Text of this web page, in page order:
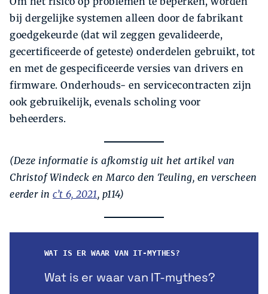
bij dergelijke systemen alleen door de fabrikant
goedgekeurde (dat wil zeggen gevalideerde,
gecertificeerde of geteste) onderdelen gebruikt, tot
en met de gespecificeerde versies van drivers en
firmware. Onderhouds- en servicecontracten zijn
ook gebruikelijk, evenals scholing voor
beheerders.
(Deze informatie is afkomstig uit het artikel van
Christof Windeck en Marco den Teuling, en verscheen
eerder in c’t 6, 2021, p114)
WAT IS ER WAAR VAN IT-MYTHES?
Wat is er waar van IT-mythes?